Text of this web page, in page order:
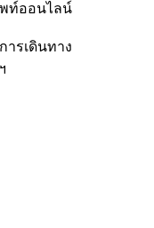
ท์ออนไลน์
ารเดินทาง